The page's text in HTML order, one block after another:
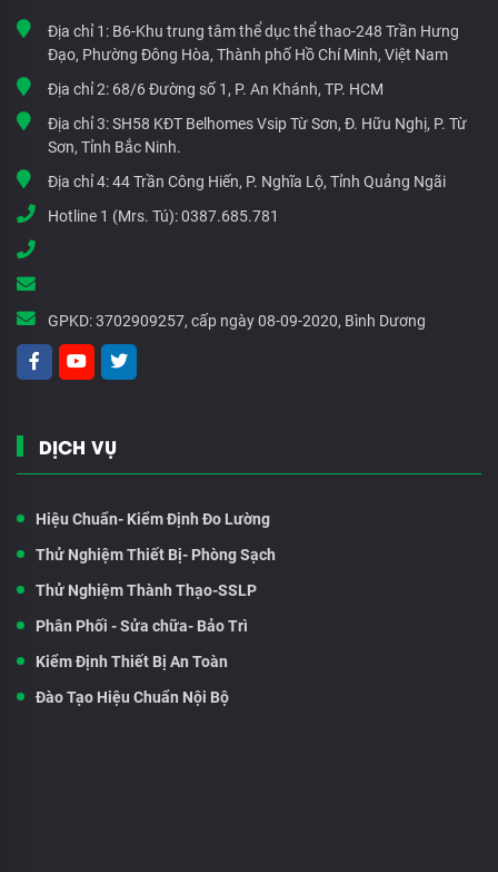
Địa chỉ 1: B6-Khu trung tâm thể dục thể thao-248 Trần Hưng
Đạo, Phường Đông Hòa, Thành phố Hồ Chí Minh, Việt Nam
Địa chỉ 2: 68/6 Đường số 1, P. An Khánh, TP. HCM
Địa chỉ 3:SH58 KĐT Belhomes Vsip Từ Sơn, Đ. Hữu Nghị, P. Từ
Sơn, Tỉnh Bắc Ninh.
Địa chỉ 4:44 Trần Công Hiến, P. Nghĩa Lộ, Tỉnh Quảng Ngãi
Hotline 1 (Mrs. Tú):0387.685.781
GPKD:3702909257, cấp ngày 08-09-2020, Bình Dương
DỊCH VỤ
Hiệu Chuẩn- Kiểm Định Đo Lường
Thử Nghiệm Thiết Bị- Phòng Sạch
Thử Nghiệm Thành Thạo-SSLP
Phân Phối - Sửa chữa- Bảo Trì
Kiểm Định Thiết Bị An Toàn
Đào Tạo Hiệu Chuẩn Nội Bộ